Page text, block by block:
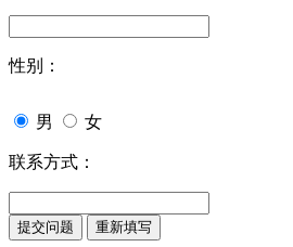
性别：
男 女
联系方式：